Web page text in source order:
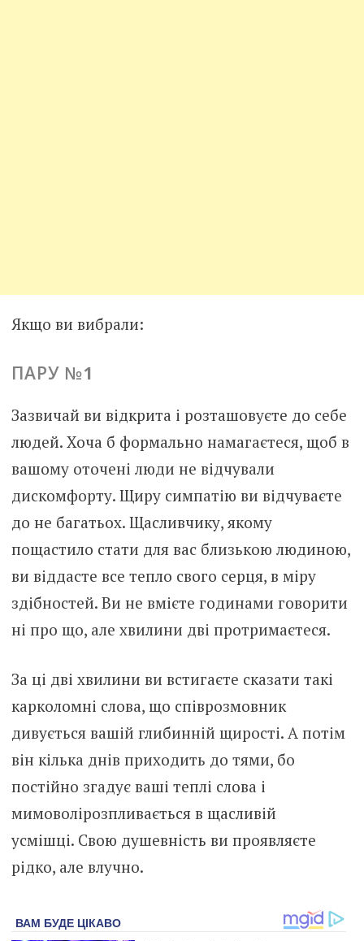
Якщо ви вибрали:
ПАРУ №1
Зазвичай ви відкрита і розташовуєте до себе
людей. Хоча б формально намагаєтеся, щоб в
вашому оточені люди не відчували
дискомфорту. Щиру симпатію ви відчуваєте
до не багатьох. Щасливчику, якому
пощастило стати для вас близькою людиною,
ви віддасте все тепло свого серця, в міру
здібностей. Ви не вмієте годинами говорити
ні про що, але хвилини дві протримаєтеся.
За ці дві хвилини ви встигаєте сказати такі
карколомні слова, що співрозмовник
дивується вашій глибинній щирості. А потім
він кілька днів приходить до тями, бо
постійно згадує ваші теплі слова і
мимоволірозпливається в щасливій
усмішці. Свою душевність ви проявляєте
рідко, але влучно.